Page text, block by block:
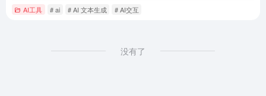
AI工具 # ai # AI 文本生成 # AI交互
没有了